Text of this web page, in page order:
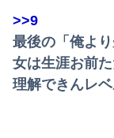
>>9
最後の「俺よ
女は生涯お前
理解できんレ